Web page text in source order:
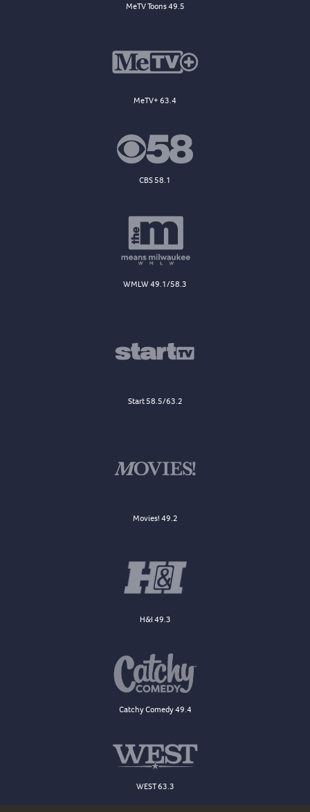
MeTV Toons 49.5
MeTV+ 63.4
CBS 58.1
WMLW 49.1/58.3
Start 58.5/63.2
Movies! 49.2
H&I 49.3
Catchy Comedy 49.4
WEST 63.3